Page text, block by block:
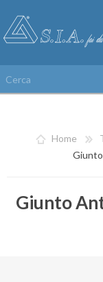
REGISTRATI
Home
Giunto